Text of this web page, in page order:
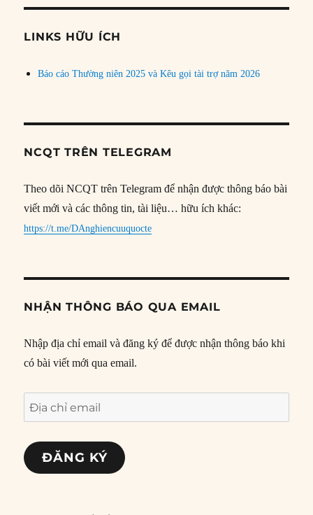
đề
LINKS HỮU ÍCH
Báo cáo Thường niên 2025 và Kêu gọi tài trợ năm 2026
NCQT TRÊN TELEGRAM
Theo dõi NCQT trên Telegram để nhận được thông báo bài
viết mới và các thông tin, tài liệu… hữu ích khác:
https://t.me/DAnghiencuuquocte
NHẬN THÔNG BÁO QUA EMAIL
Nhập địa chỉ email và đăng ký để được nhận thông báo khi
có bài viết mới qua email.
Địa
chỉ
email
ĐĂNG KÝ